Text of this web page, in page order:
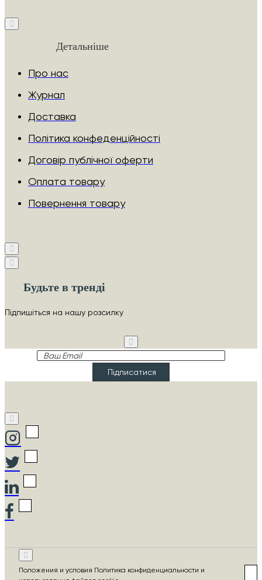
Детальніше
Про нас
Журнал
Доставка
Політика конфеденційності
Договір публічної оферти
Оплата товару
Повернення товару
Будьте в тренді
Підпишіться на нашу розсилку
Ваш
Підписатися
Положения и условия Политика конфиденциальности и